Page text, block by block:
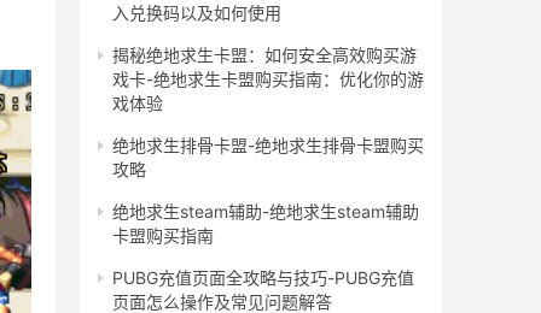
入兑换码以及如何使用
揭秘绝地求生卡盟：如何安全高效购买游
戏卡-绝地求生卡盟购买指南：优化你的游
戏体验
绝地求生排骨卡盟-绝地求生排骨卡盟购买
攻略
绝地求生steam辅助-绝地求生steam辅助
卡盟购买指南
PUBG充值页面全攻略与技巧-PUBG充值
页面怎么操作及常见问题解答